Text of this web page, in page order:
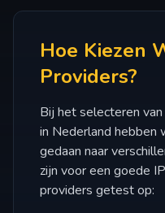
Hoe Kiezen
Providers?
Bij het selecteren
in Nederland hebben
gedaan naar
zijn voor een goede
providers getest op: